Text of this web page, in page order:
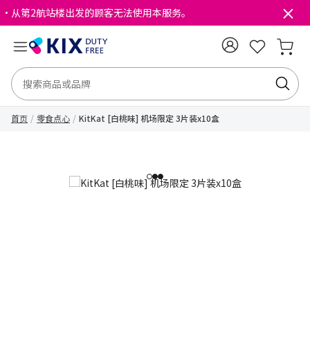
・从第2航站楼出发的顾客无法使用本服务。
首页 零食点心 KitKat [白桃味] 机场限定 3片装x10盒
123